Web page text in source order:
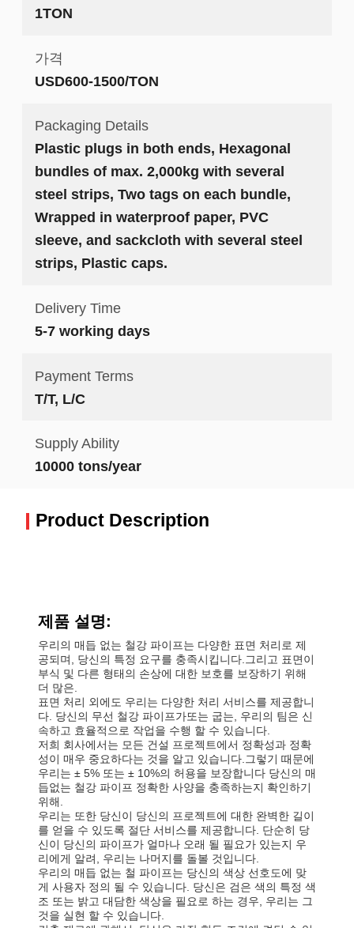
1TON
가격
USD600-1500/TON
Packaging Details
Plastic plugs in both ends, Hexagonal
bundles of max. 2,000kg with several
steel strips, Two tags on each bundle,
Wrapped in waterproof paper, PVC
sleeve, and sackcloth with several steel
strips, Plastic caps.
Delivery Time
5-7 working days
Payment Terms
T/T, L/C
Supply Ability
10000 tons/year
Product Description
제품 설명:
우리의 매듭 없는 철강 파이프는 다양한 표면 처리로 제
공되며, 당신의 특정 요구를 충족시킵니다.그리고 표면이
부식 및 다른 형태의 손상에 대한 보호를 보장하기 위해
더 많은.
표면 처리 외에도 우리는 다양한 처리 서비스를 제공합니
다. 당신의 무선 철강 파이프가또는 굽는, 우리의 팀은 신
속하고 효율적으로 작업을 수행 할 수 있습니다.
저희 회사에서는 모든 건설 프로젝트에서 정확성과 정확
성이 매우 중요하다는 것을 알고 있습니다.그렇기 때문에
우리는 ± 5% 또는 ± 10%의 허용을 보장합니다 당신의 매
듭없는 철강 파이프 정확한 사양을 충족하는지 확인하기
위해.
우리는 또한 당신이 당신의 프로젝트에 대한 완벽한 길이
를 얻을 수 있도록 절단 서비스를 제공합니다. 단순히 당
신이 당신의 파이프가 얼마나 오래 될 필요가 있는지 우
리에게 알려, 우리는 나머지를 돌볼 것입니다.
우리의 매듭 없는 철 파이프는 당신의 색상 선호도에 맞
게 사용자 정의 될 수 있습니다. 당신은 검은 색의 특정 색
조 또는 밝고 대담한 색상을 필요로 하는 경우, 우리는 그
것을 실현 할 수 있습니다.